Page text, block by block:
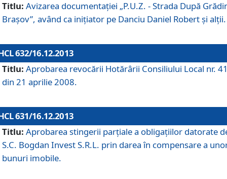
Titlu: Avizarea documentaţiei „P.U.Z. - Strada După
Braşov”, având ca iniţiator pe Danciu Daniel Robert şi alţii.
632/16.12.2013
Titlu: Aprobarea revocării Hotărârii Consiliului Local nr.
din 21 aprilie 2008.
631/16.12.2013
Titlu: Aprobarea stingerii parţiale a obligaţiilor datorate
S.C. Bogdan Invest S.R.L. prin darea în compensare a
bunuri imobile.